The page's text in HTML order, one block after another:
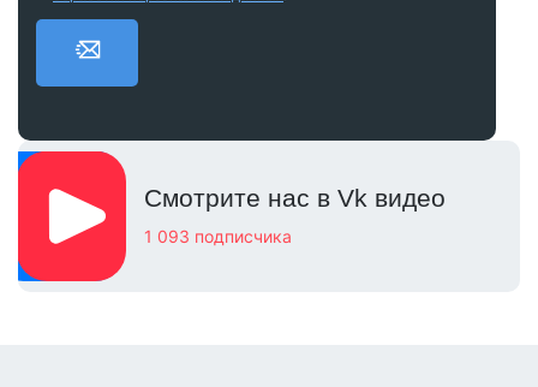
Смотрите нас в Vk видео
1 093 подписчика